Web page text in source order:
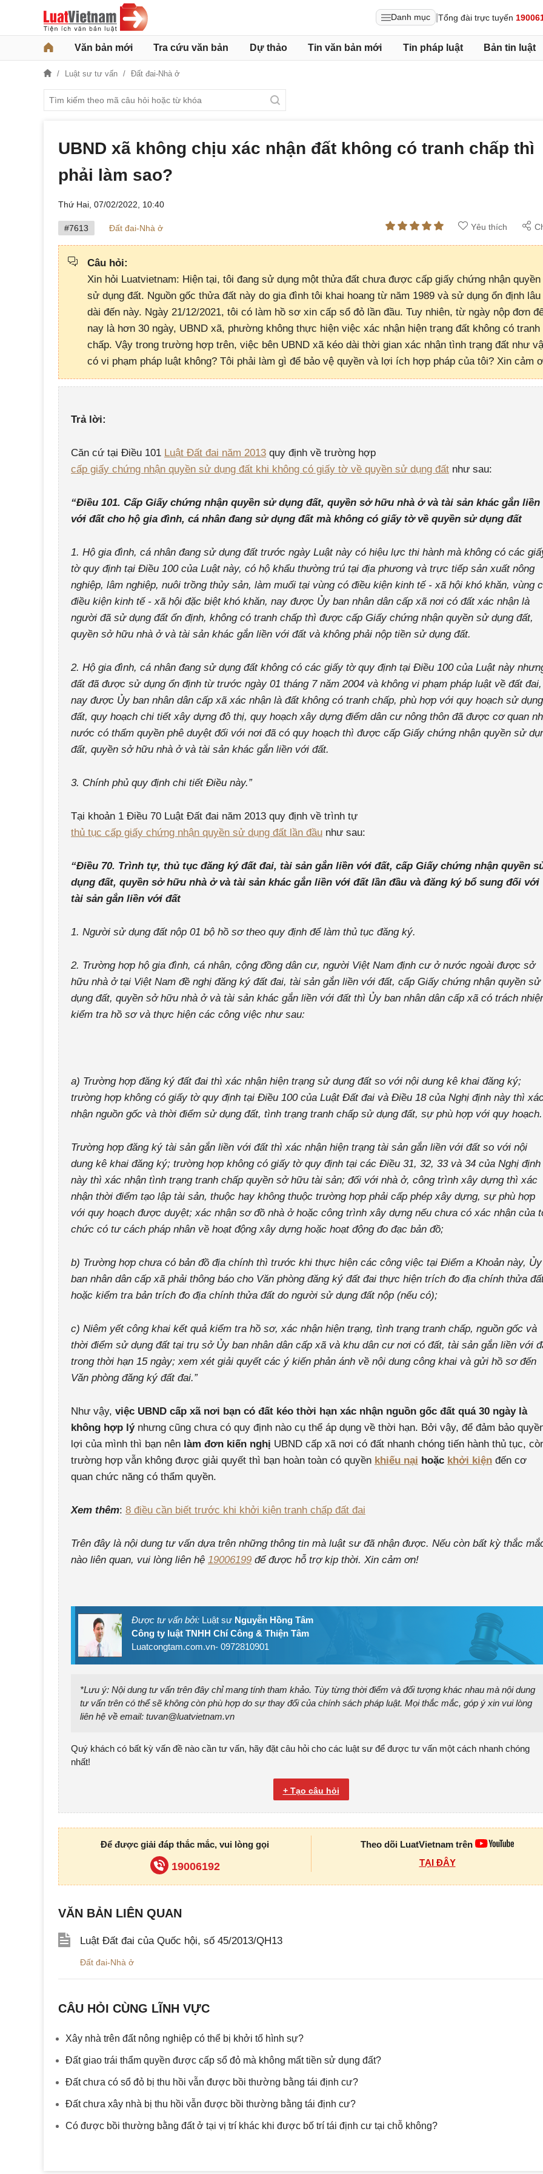
Danh mục Tổng đài trực tuyến
Văn bản mới Tra cứu văn bản Dự thảo Tin văn bản mới Tin pháp luật Bản tin luật
Luật sư tư vấn Đất đai-Nhà ở
UBND xã không chịu xác nhận đất không có tranh chấp thì
phải làm sao?
Thứ Hai, 07/02/2022, 10:40
#7613 Đất đai-Nhà ở Yêu thích
Câu hỏi:
Xin hỏi Luatvietnam: Hiện tại, tôi đang sử dụng một thửa đất chưa được cấp giấy chứng nhận quyền
sử dụng đất. Nguồn gốc thửa đất này do gia đình tôi khai hoang từ năm 1989 và sử dụng ổn định lâu
dài đến này. Ngày 21/12/2021, tôi có làm hồ sơ xin cấp sổ đỏ lần đầu. Tuy nhiên, từ ngày nộp đơn
nay là hơn 30 ngày, UBND xã, phường không thực hiện việc xác nhận hiện trạng đất không có tranh
chấp. Vậy trong trường hợp trên, việc bên UBND xã kéo dài thời gian xác nhận tình trạng đất như
có vi phạm pháp luật không? Tôi phải làm gì để bảo vệ quyền và lợi ích hợp pháp của tôi? Xin cảm
Trả lời:
Căn cứ tại Điều 101 Luật Đất đai năm 2013 quy định về trường hợp
cấp giấy chứng nhận quyền sử dụng đất khi không có giấy tờ về quyền sử dụng đất như sau:
“Điều 101. Cấp Giấy chứng nhận quyền sử dụng đất, quyền sở hữu nhà ở và tài sản khác gắn liền
với đất cho hộ gia đình, cá nhân đang sử dụng đất mà không có giấy tờ về quyền sử dụng đất
1. Hộ gia đình, cá nhân đang sử dụng đất trước ngày Luật này có hiệu lực thi hành mà không có các
tờ quy định tại Điều 100 của Luật này, có hộ khẩu thường trú tại địa phương và trực tiếp sản xuất nông
nghiệp, lâm nghiệp, nuôi trồng thủy sản, làm muối tại vùng có điều kiện kinh tế - xã hội khó khăn, vùng
điều kiện kinh tế - xã hội đặc biệt khó khăn, nay được Ủy ban nhân dân cấp xã nơi có đất xác nhận là
người đã sử dụng đất ổn định, không có tranh chấp thì được cấp Giấy chứng nhận quyền sử dụng đất,
quyền sở hữu nhà ở và tài sản khác gắn liền với đất và không phải nộp tiền sử dụng đất.
2. Hộ gia đình, cá nhân đang sử dụng đất không có các giấy tờ quy định tại Điều 100 của Luật này
đất đã được sử dụng ổn định từ trước ngày 01 tháng 7 năm 2004 và không vi phạm pháp luật về đất đai,
nay được Ủy ban nhân dân cấp xã xác nhận là đất không có tranh chấp, phù hợp với quy hoạch sử dụng
đất, quy hoạch chi tiết xây dựng đô thị, quy hoạch xây dựng điểm dân cư nông thôn đã được cơ quan
nước có thẩm quyền phê duyệt đối với nơi đã có quy hoạch thì được cấp Giấy chứng nhận quyền sử
đất, quyền sở hữu nhà ở và tài sản khác gắn liền với đất.
3. Chính phủ quy định chi tiết Điều này.”
Tại khoản 1 Điều 70 Luật Đất đai năm 2013 quy định về trình tự
thủ tục cấp giấy chứng nhận quyền sử dụng đất lần đầu như sau:
“Điều 70. Trình tự, thủ tục đăng ký đất đai, tài sản gắn liền với đất, cấp Giấy chứng nhận quyền
dụng đất, quyền sở hữu nhà ở và tài sản khác gắn liền với đất lần đầu và đăng ký bổ sung đối với
tài sản gắn liền với đất
1. Người sử dụng đất nộp 01 bộ hồ sơ theo quy định để làm thủ tục đăng ký.
2. Trường hợp hộ gia đình, cá nhân, cộng đồng dân cư, người Việt Nam định cư ở nước ngoài được sở
hữu nhà ở tại Việt Nam đề nghị đăng ký đất đai, tài sản gắn liền với đất, cấp Giấy chứng nhận quyền sử
dụng đất, quyền sở hữu nhà ở và tài sản khác gắn liền với đất thì Ủy ban nhân dân cấp xã có trách
kiểm tra hồ sơ và thực hiện các công việc như sau:
a) Trường hợp đăng ký đất đai thì xác nhận hiện trạng sử dụng đất so với nội dung kê khai đăng ký;
trường hợp không có giấy tờ quy định tại Điều 100 của Luật Đất đai và Điều 18 của Nghị định này thì
nhận nguồn gốc và thời điểm sử dụng đất, tình trạng tranh chấp sử dụng đất, sự phù hợp với quy hoạch.
Trường hợp đăng ký tài sản gắn liền với đất thì xác nhận hiện trạng tài sản gắn liền với đất so với nội
dung kê khai đăng ký; trường hợp không có giấy tờ quy định tại các Điều 31, 32, 33 và 34 của Nghị định
này thì xác nhận tình trạng tranh chấp quyền sở hữu tài sản; đối với nhà ở, công trình xây dựng thì xác
nhận thời điểm tạo lập tài sản, thuộc hay không thuộc trường hợp phải cấp phép xây dựng, sự phù hợp
với quy hoạch được duyệt; xác nhận sơ đồ nhà ở hoặc công trình xây dựng nếu chưa có xác nhận của
chức có tư cách pháp nhân về hoạt động xây dựng hoặc hoạt động đo đạc bản đồ;
b) Trường hợp chưa có bản đồ địa chính thì trước khi thực hiện các công việc tại Điểm a Khoản này, Ủy
ban nhân dân cấp xã phải thông báo cho Văn phòng đăng ký đất đai thực hiện trích đo địa chính thửa
hoặc kiểm tra bản trích đo địa chính thửa đất do người sử dụng đất nộp (nếu có);
c) Niêm yết công khai kết quả kiểm tra hồ sơ, xác nhận hiện trạng, tình trạng tranh chấp, nguồn gốc và
thời điểm sử dụng đất tại trụ sở Ủy ban nhân dân cấp xã và khu dân cư nơi có đất, tài sản gắn liền với
trong thời hạn 15 ngày; xem xét giải quyết các ý kiến phản ánh về nội dung công khai và gửi hồ sơ đến
Văn phòng đăng ký đất đai.”
Như vậy, việc UBND cấp xã nơi bạn có đất kéo thời hạn xác nhận nguồn gốc đất quá 30 ngày là
không hợp lýnhưng cũng chưa có quy định nào cụ thể áp dụng về thời hạn. Bởi vậy, để đảm bảo
lợi của mình thì bạn nên làm đơn kiến nghị UBND cấp xã nơi có đất nhanh chóng tiến hành thủ tục,
trường hợp vẫn không được giải quyết thì bạn hoàn toàn có quyền khiếu nại hoặc khởi kiện đến cơ
quan chức năng có thẩm quyền.
Xem thêm: 8 điều cần biết trước khi khởi kiện tranh chấp đất đai
Trên đây là nội dung tư vấn dựa trên những thông tin mà luật sư đã nhận được. Nếu còn bất kỳ thắc
nào liên quan, vui lòng liên hệ 19006199 để được hỗ trợ kịp thời. Xin cảm ơn!
Được tư vấn bởi: Luật sư Nguyễn Hồng Tâm
Công ty luật TNHH Chí Công & Thiện Tâm
Luatcongtam.com.vn- 0972810901
*Lưu ý: Nội dung tư vấn trên đây chỉ mang tính tham khảo. Tùy từng thời điểm và đối tượng khác nhau mà nội dung
tư vấn trên có thể sẽ không còn phù hợp do sự thay đổi của chính sách pháp luật. Mọi thắc mắc, góp ý xin vui lòng
liên hệ về email: tuvan@luatvietnam.vn
Quý khách có bất kỳ vấn đề nào cần tư vấn, hãy đặt câu hỏi cho các luật sư để được tư vấn một cách nhanh chóng
nhất!
+ Tạo câu hỏi
Để được giải đáp thắc mắc, vui lòng gọi
19006192
Theo dõi LuatVietnam trên
TẠI ĐÂY
VĂN BẢN LIÊN QUAN
Luật Đất đai của Quốc hội, số 45/2013/QH13
Đất đai-Nhà ở
CÂU HỎI CÙNG LĨNH VỰC
Xây nhà trên đất nông nghiệp có thể bị khởi tố hình sự?
Đất giao trái thẩm quyền được cấp sổ đỏ mà không mất tiền sử dụng đất?
Đất chưa có sổ đỏ bị thu hồi vẫn được bồi thường bằng tái định cư?
Đất chưa xây nhà bị thu hồi vẫn được bồi thường bằng tái định cư?
Có được bồi thường bằng đất ở tại vị trí khác khi được bố trí tái định cư tại chỗ không?